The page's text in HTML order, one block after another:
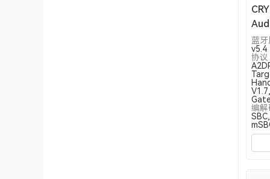
蓝牙
v5.4
协议
编解